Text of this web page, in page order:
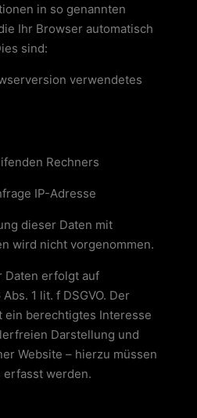
in so genannten
Ihr Browser automatisch
sind:
verwendetes
Rechners
IP-Adresse
dieser Daten mit
wird nicht vorgenommen.
Daten erfolgt auf
1 lit. f DSGVO. Der
ein berechtigtes Interesse
Darstellung und
Website – hierzu müssen
werden.